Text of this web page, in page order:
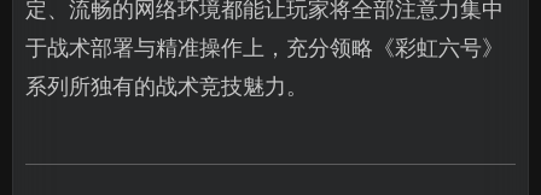
定、流畅的网络环境都能让玩家将全部注意力集中
于战术部署与精准操作上，充分领略《彩虹六号》
系列所独有的战术竞技魅力。